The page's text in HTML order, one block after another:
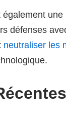
également
défenses
neutraliser les